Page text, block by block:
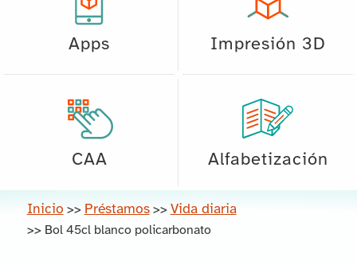
Apps Impresión 3D
CAA Alfabetización
Inicio >> Préstamos >> Vida diaria
>> Bol 45cl blanco policarbonato